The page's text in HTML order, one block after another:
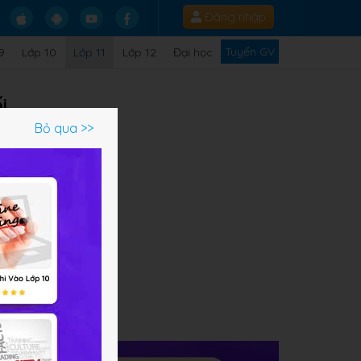
Đăng nhập
Lớp 10 Lớp 11 Lớp 12 Đại học Tuyển GV
Bỏ qua >>